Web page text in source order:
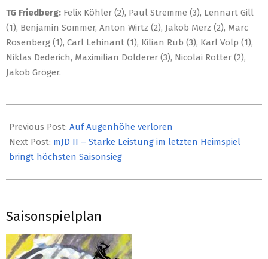
TG Friedberg: Felix Köhler (2), Paul Stremme (3), Lennart Gill
(1), Benjamin Sommer, Anton Wirtz (2), Jakob Merz (2), Marc
Rosenberg (1), Carl Lehinant (1), Kilian Rüb (3), Karl Völp (1),
Niklas Dederich, Maximilian Dolderer (3), Nicolai Rotter (2),
Jakob Gröger.
03-
19
Previous Post: Auf Augenhöhe verloren
Next Post: mJD II – Starke Leistung im letzten Heimspiel
bringt höchsten Saisonsieg
Saisonspielplan